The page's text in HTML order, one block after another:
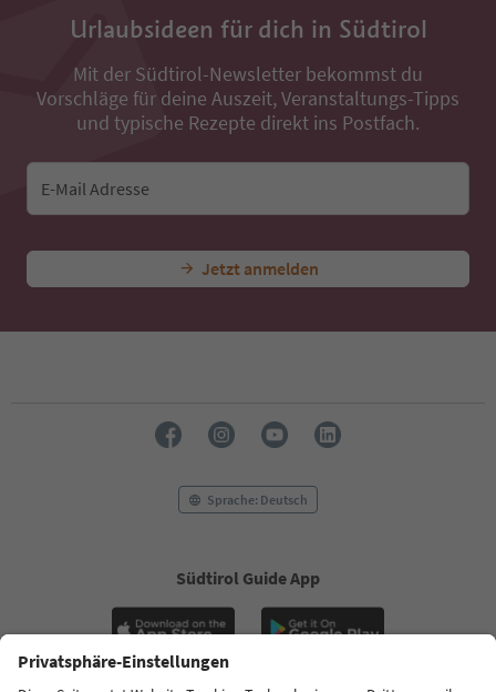
Urlaubsideen für dich in Südtirol
Mit der Südtirol-Newsletter bekommst du
Vorschläge für deine Auszeit, Veranstaltungs-Tipps
und typische Rezepte direkt ins Postfach.
E-Mail Adresse
Jetzt anmelden
Sprache: Deutsch
Südtirol Guide App